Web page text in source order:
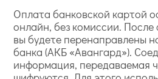
Оплата банковской картой
онлайн, без комиссии. После
вы будете перенаправлены
банка (АКБ «Авангард»).
информация, передаваемая